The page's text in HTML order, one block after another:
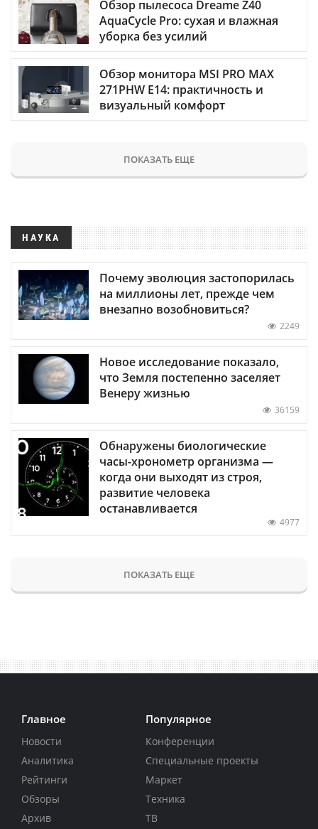
Обзор пылесоса Dreame Z40
AquaCycle Pro: сухая и влажная
уборка без усилий
Обзор монитора MSI PRO MAX
271PHW E14: практичность и
визуальный комфорт
ПОКАЗАТЬ ЕЩЕ
НАУКА
Почему эволюция застопорилась
на миллионы лет, прежде чем
внезапно возобновиться?
2249
Новое исследование показало,
что Земля постепенно заселяет
Венеру жизнью
36159
Обнаружены биологические
часы-хронометр организма —
когда они выходят из строя,
развитие человека
останавливается
4977
ПОКАЗАТЬ ЕЩЕ
Главное
Новости
Аналитика
Рейтинги
Обзоры
Архив
Популярное
Конференции
Специальные проекты
Маркет
Техника
ТВ